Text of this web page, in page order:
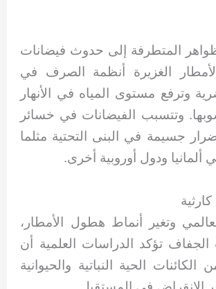
المتطرفة إلى حدوث فيضانات
الغزيرة أنظمة الصرف في
وترفع مستوى المياه في الأنهار
وتتسبب الفيضانات في خسائر
جسيمة في البنى التحتية مثلما
ودول أوروبية أخرى.
وتغير أنماط هطول الأمطار،
الجفاف تؤكد الدراسات العلمية أن
الكائنات الحية النباتية والحيوانية